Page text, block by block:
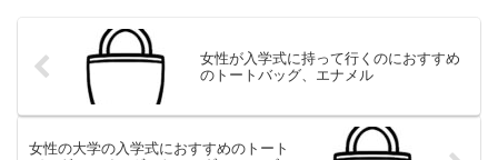
女性が入学式に持って行くのにおすすめ
のトートバッグ、エナメル
女性の大学の入学式におすすめのトート